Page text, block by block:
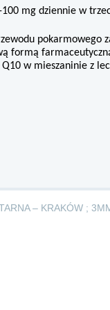
mg dziennie w
pokarmowego
formą
w mieszaninie z
– KRAKÓW ;